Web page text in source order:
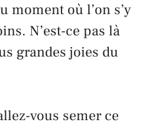
moment où l’on s’y
N’est-ce pas là
grandes joies du
vous semer ce